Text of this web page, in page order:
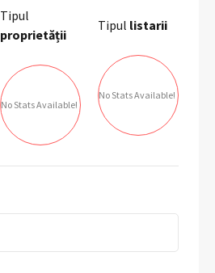
Tipul
proprietății
No Stats Available!
Tipul listarii
No Stats Available!